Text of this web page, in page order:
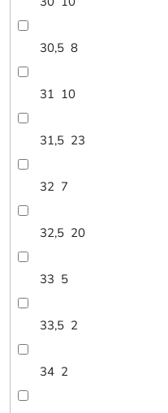
30,5 8
31 10
31,5 23
32 7
32,5 20
33 5
33,5 2
34 2